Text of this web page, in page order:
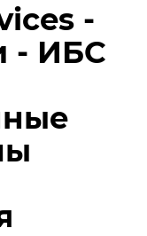
-
- ИБС